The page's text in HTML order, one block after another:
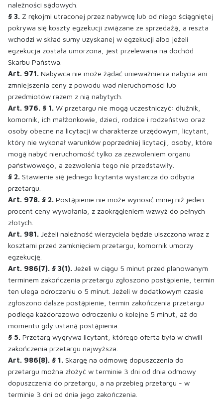
należności sądowych.
§ 3. Z rękojmi utraconej przez nabywcę lub od niego ściągniętej
pokrywa się koszty egzekucji związane ze sprzedażą, a reszta
wchodzi w skład sumy uzyskanej w egzekucji albo jeżeli
egzekucja została umorzona, jest przelewana na dochód
Skarbu Państwa.
Art. 971. Nabywca nie może żądać unieważnienia nabycia ani
zmniejszenia ceny z powodu wad nieruchomości lub
przedmiotów razem z nią nabytych.
Art. 976. § 1. W przetargu nie mogą uczestniczyć: dłużnik,
komornik, ich małżonkowie, dzieci, rodzice i rodzeństwo oraz
osoby obecne na licytacji w charakterze urzędowym, licytant,
który nie wykonał warunków poprzedniej licytacji, osoby, które
mogą nabyć nieruchomość tylko za zezwoleniem organu
państwowego, a zezwolenia tego nie przedstawiły.
§ 2. Stawienie się jednego licytanta wystarcza do odbycia
przetargu.
Art. 978. § 2. Postąpienie nie może wynosić mniej niż jeden
procent ceny wywołania, z zaokrągleniem wzwyż do pełnych
złotych.
Art. 981. Jeżeli należność wierzyciela będzie uiszczona wraz z
kosztami przed zamknięciem przetargu, komornik umorzy
egzekucję.
Art. 986(7). § 3(1). Jeżeli w ciągu 5 minut przed planowanym
terminem zakończenia przetargu zgłoszono postąpienie, termin
ten ulega odroczeniu o 5 minut. Jeżeli w dodatkowym czasie
zgłoszono dalsze postąpienie, termin zakończenia przetargu
podlega każdorazowo odroczeniu o kolejne 5 minut, aż do
momentu gdy ustaną postąpienia.
§ 5. Przetarg wygrywa licytant, którego oferta była w chwili
zakończenia przetargu najwyższa.
Art. 986(8). § 1. Skargę na odmowę dopuszczenia do
przetargu można złożyć w terminie 3 dni od dnia odmowy
dopuszczenia do przetargu, a na przebieg przetargu - w
terminie 3 dni od dnia jego zakończenia.